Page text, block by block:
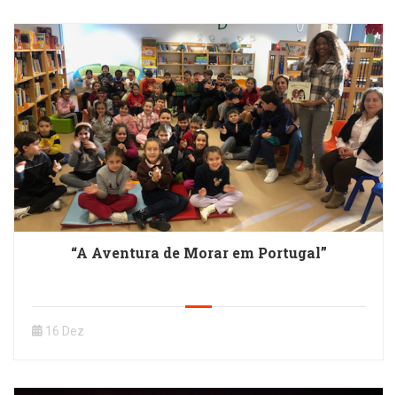
“A Aventura de Morar em Portugal”
16 Dez